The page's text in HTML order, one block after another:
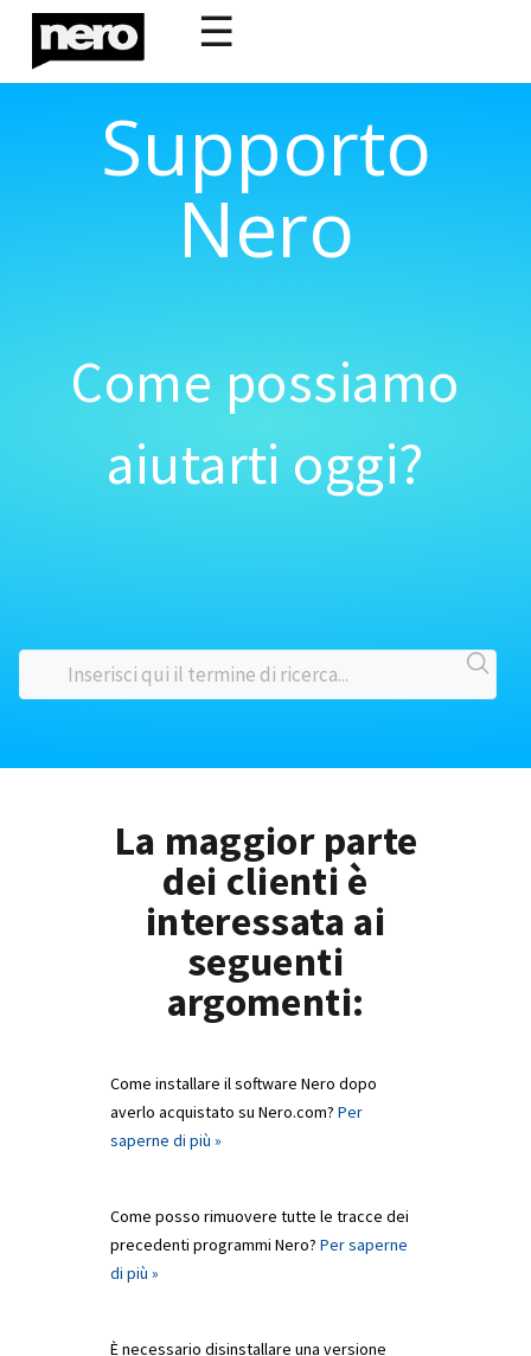
☰
Supporto
Nero
Come possiamo
aiutarti oggi?
La maggior parte
dei clienti è
interessata ai
seguenti
argomenti:
Come installare il software Nero dopo
averlo acquistato su Nero.com? Per
saperne di più »
Come posso rimuovere tutte le tracce dei
precedenti programmi Nero? Per saperne
di più »
È necessario disinstallare una versione